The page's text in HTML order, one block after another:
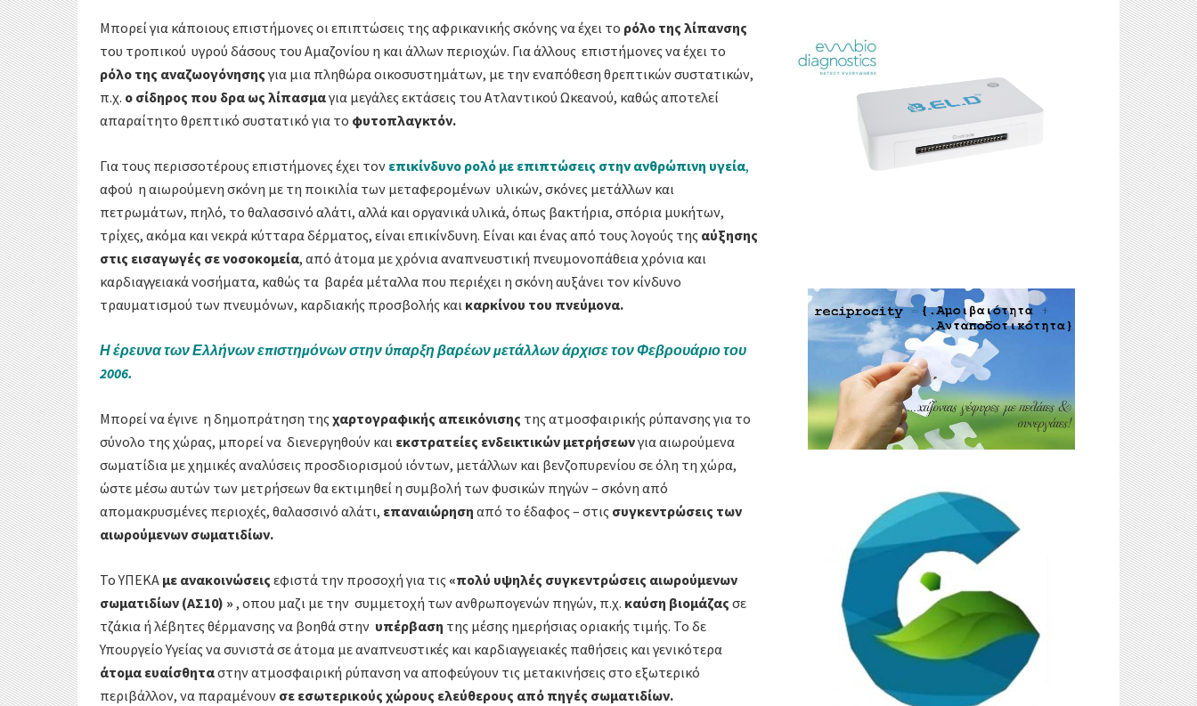
Μπορεί για κάποιους επιστήμονες οι επιπτώσεις της αφρικανικής σκόνης να έχει το ρόλο της λίπανσης
του τροπικού υγρού δάσους του Αμαζονίου η και άλλων περιοχών. Για άλλους επιστήμονες να έχει το
ρόλο της αναζωογόνησηςγια μια πληθώρα οικοσυστημάτων, με την εναπόθεση θρεπτικών συστατικών,
π.χ. ο σίδηρος που δρα ως λίπασμαγια μεγάλες εκτάσεις του Ατλαντικού Ωκεανού, καθώς αποτελεί
απαραίτητο θρεπτικό συστατικό για το φυτοπλαγκτόν.
Για τους περισσοτέρους επιστήμονες έχει τον επικίνδυνο ρολό με επιπτώσεις στην ανθρώπινη υγεία,
αφού η αιωρούμενη σκόνη με τη ποικιλία των μεταφερομένων υλικών, σκόνες μετάλλων και
πετρωμάτων, πηλό, το θαλασσινό αλάτι, αλλά και οργανικά υλικά, όπως βακτήρια, σπόρια μυκήτων,
τρίχες, ακόμα και νεκρά κύτταρα δέρματος, είναι επικίνδυνη. Είναι και ένας από τους λογούς της αύξησης
στις εισαγωγές σε νοσοκομεία, από άτομα με χρόνια αναπνευστική πνευμονοπάθεια χρόνια και
καρδιαγγειακά νοσήματα, καθώς τα βαρέα μέταλλα που περιέχει η σκόνη αυξάνει τον κίνδυνο
τραυματισμού των πνευμόνων, καρδιακής προσβολής και καρκίνου του πνεύμονα.
Η έρευνα των Ελλήνων επιστημόνων στην ύπαρξη βαρέων μετάλλων άρχισε τον Φεβρουάριο του
2006.
Μπορεί να έγινε η δημοπράτηση τηςχαρτογραφικής απεικόνισης της ατμοσφαιρικής ρύπανσης για το
σύνολο της χώρας, μπορεί να διενεργηθούν και εκστρατείες ενδεικτικών μετρήσεωνγια αιωρούμενα
σωματίδια με χημικές αναλύσεις προσδιορισμού ιόντων, μετάλλων και βενζοπυρενίου σε όλη τη χώρα,
ώστε μέσω αυτών των μετρήσεων θα εκτιμηθεί η συμβολή των φυσικών πηγών – σκόνη από
απομακρυσμένες περιοχές, θαλασσινό αλάτι, επαναιώρηση από το έδαφος – στις συγκεντρώσεις των
αιωρούμενων σωματιδίων.
Το ΥΠΕΚΑ με ανακοινώσεις εφιστά την προσοχή για τις «πολύ υψηλές συγκεντρώσεις αιωρούμενων
σωματιδίων (ΑΣ10) » , οπου μαζι με την συμμετοχή των ανθρωπογενών πηγών, π.χ. καύση βιομάζας σε
τζάκια ή λέβητες θέρμανσης να βοηθά στην υπέρβαση της μέσης ημερήσιας οριακής τιμής. Το δε
Υπουργείο Υγείας να συνιστά σε άτομα με αναπνευστικές και καρδιαγγειακές παθήσεις και γενικότερα
άτομα ευαίσθηταστην ατμοσφαιρική ρύπανση να αποφεύγουν τις μετακινήσεις στο εξωτερικό
περιβάλλον, να παραμένουν σε εσωτερικούς χώρους ελεύθερους από πηγές σωματιδίων.